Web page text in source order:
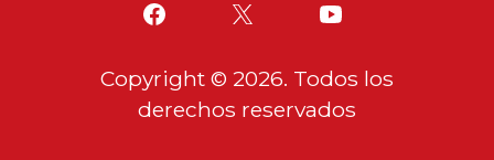
Copyright © 2026. Todos los
derechos reservados